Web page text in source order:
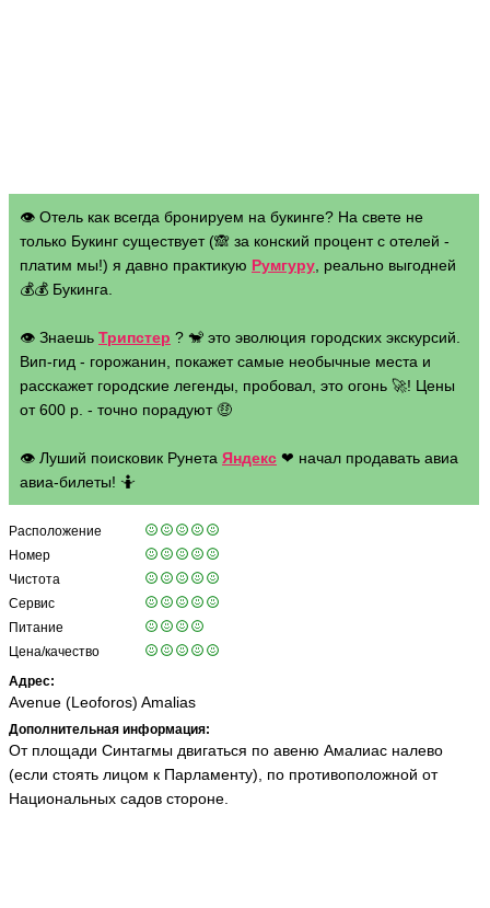
👁 Отель как всегда бронируем на букинге? На свете не
только Букинг существует (🙈 за конский процент с отелей -
платим мы!) я давно практикую Румгуру , реально выгодней
💰💰 Букинга.
👁 Знаешь Трипстер ? 🐒 это эволюция городских экскурсий.
Вип-гид - горожанин, покажет самые необычные места и
расскажет городские легенды, пробовал, это огонь 🚀! Цены
от 600 р. - точно порадуют 🤑
👁 Луший поисковик Рунета Яндекс ❤ начал продавать авиа
авиа-билеты! 🤷
Расположение
Номер
Чистота
Сервис
Питание
Цена/качество
Адрес:
Avenue (Leoforos) Amalias
Дополнительная информация:
От площади Синтагмы двигаться по авеню Амалиас налево
(если стоять лицом к Парламенту), по противоположной от
Национальных садов стороне.